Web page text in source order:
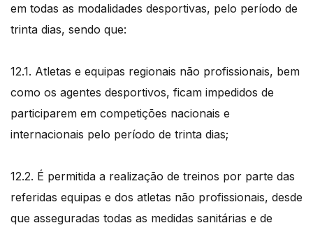
em todas as modalidades desportivas, pelo período de
trinta dias, sendo que:
12.1. Atletas e equipas regionais não profissionais, bem
como os agentes desportivos, ficam impedidos de
participarem em competições nacionais e
internacionais pelo período de trinta dias;
12.2. É permitida a realização de treinos por parte das
referidas equipas e dos atletas não profissionais, desde
que asseguradas todas as medidas sanitárias e de